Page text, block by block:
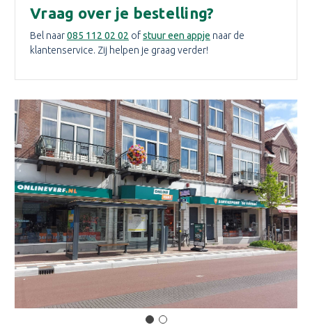
Vraag over je bestelling?
Bel naar085 112 02 02 ofstuur een appje naar de
klantenservice. Zij helpen je graag verder!